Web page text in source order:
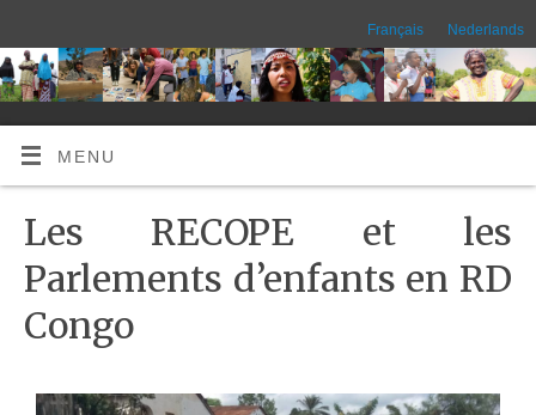
Français Nederlands
MENU
Les RECOPE et les
Parlements d’enfants en RD
Congo